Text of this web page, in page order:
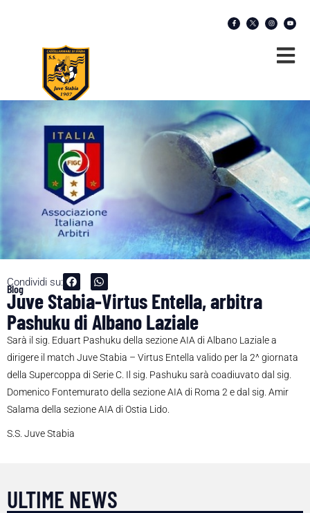
Condividi su:
Blog
Juve Stabia-Virtus Entella, arbitra
Pashuku di Albano Laziale
Sarà il sig. Eduart Pashuku della sezione AIA di Albano Laziale a
dirigere il match Juve Stabia – Virtus Entella valido per la 2^ giornata
della Supercoppa di Serie C. Il sig. Pashuku sarà coadiuvato dal sig.
Domenico Fontemurato della sezione AIA di Roma 2 e dal sig. Amir
Salama della sezione AIA di Ostia Lido.
S.S. Juve Stabia
ULTIME NEWS